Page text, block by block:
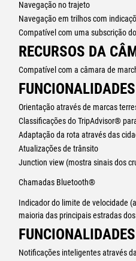
Navegação no trajeto
Navegação em trilhos com
Compatível com uma subscrição
RECURSOS DA
Compatível com a câmara de
Orientação através de marcas
Classificações do TripAdvisor®
Adaptação da rota através das
Atualizações de trânsito
Junction view (mostra sinais dos
Chamadas Bluetooth®
Indicador do limite de velocidade
maioria das principais estradas
Notificações inteligentes através